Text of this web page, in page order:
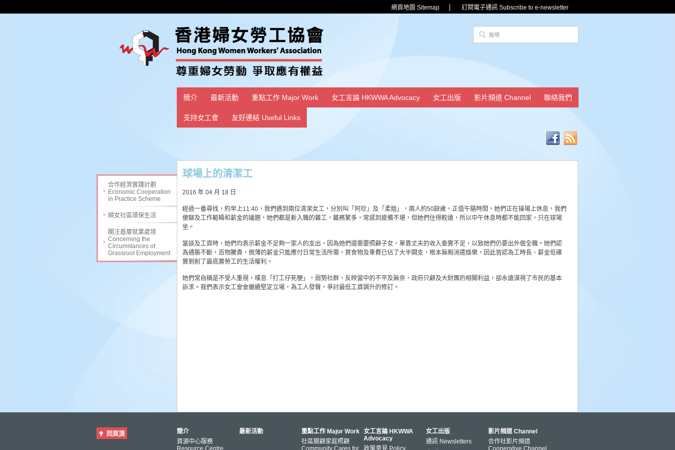
網頁地圖 Sitemap 訂閱電子通訊 Subscribe to e-newsletter
簡介 最新活動 重點工作 Major Work 女工言論 HKWWA Advocacy 女工出版 影片頻道 Channel 聯絡我們
支持女工會 友好連結 Useful Links
合作經濟實踐計劃
Economic Cooperation
in Practice Scheme
婦女社區環保生活
關注基層就業處境
Concerning the
Circumstances of
Grassroot Employment
球場上的清潔工
2016 年 04 月 18 日
經過一番尋找，約早上11:40，我們遇到兩位清潔女工，分別叫「阿珍」及「柔姐」，兩人約50餘歲，正值午膳時間，她們正在操場上休息，我們
便聊及工作範疇和薪金的議題，她們都是新入職的雜工，雜務繁多，常感到疲備不堪，但她們住得較遠，所以中午休息時都不能回家，只在球場
坐。
當談及工資時，她們均表示薪金不足夠一家人的支出，因為她們還需要照顧子女，單靠丈夫的收入委實不足，以致她們仍要出外做全職。她們認
為通脹不斷，百物騰貴，微薄的薪金只能應付日常生活所需，買食物及車費已佔了大半開支，根本無暇消遣娛樂，因此皆認為工時長、薪金低確
實剝削了最底層勞工的生活權利。
她們常自稱是不受人重視，嘆息「打工仔死梗」，弱勢社群，反映當中的不平及無奈，政府只顧及大財團的相關利益，卻永遠漠視了市民的基本
訴求。我們表示女工會會繼續堅定立場，為工人發聲，爭討最低工資調升的修訂。
回頁頂
簡介
資源中心服務
Resource Centre
最新活動
重點工作 Major Work
社區關顧家庭照顧
Community Cares for
女工言論 HKWWA
Advocacy
政策意見 Policy
女工出版
通訊 Newsletters
影片頻道 Channel
合作社影片頻道
Cooperative Channel